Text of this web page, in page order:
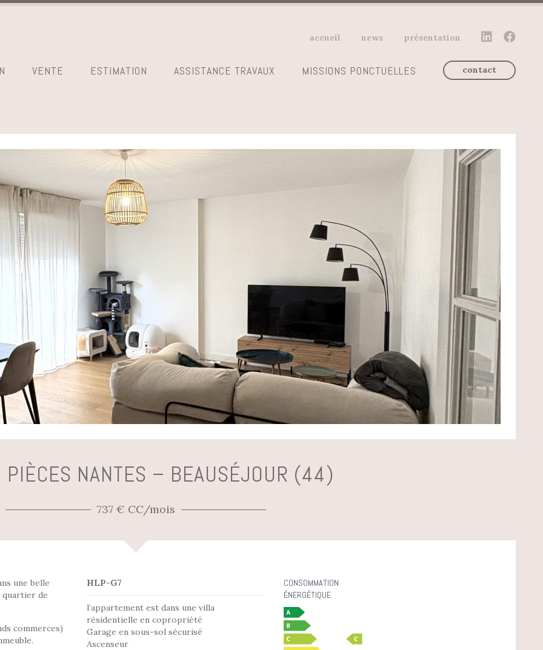
accueil news présentation
VENTE ESTIMATION ASSISTANCE TRAVAUX MISSIONS PONCTUELLES contact
PIÈCES NANTES – BEAUSÉJOUR (44)
737 € CC/mois
une belle
quartier de
commerces)
HLP-G7
l’appartement est dans une villa
résidentielle en copropriété
Garage en sous-sol sécurisé
Ascenseur
CONSOMMATION
ÉNERGÉTIQUE